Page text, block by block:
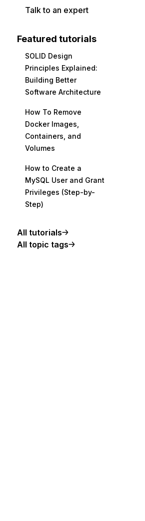
Talk to an expert
Featured tutorials
SOLID Design
Principles Explained:
Building Better
Software Architecture
How To Remove
Docker Images,
Containers, and
Volumes
How to Create a
MySQL User and Grant
Privileges (Step-by-
Step)
All tutorials
All topic tags